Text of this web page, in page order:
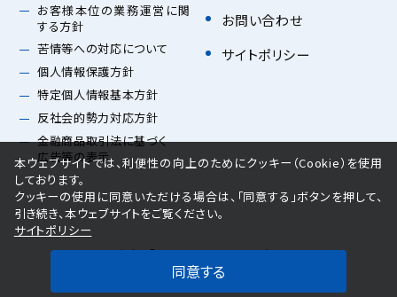
お客様本位の業務運営に関
する方針
苦情等への対応について
個人情報保護方針
特定個人情報基本方針
反社会的勢力対応方針
金融商品取引法に基づく
広告等の表示
お問い合わせ
サイトポリシー
Copyright ©2026KAJIMA Real Estate
Investment Advisors All Rights Reserved.
本ウェブサイトでは、利便性の向上のためにクッキー（Cookie）を使用
しております。
クッキーの使用に同意いただける場合は、「同意する」ボタンを押して、
引き続き、本ウェブサイトをご覧ください。
サイトポリシー
同意する